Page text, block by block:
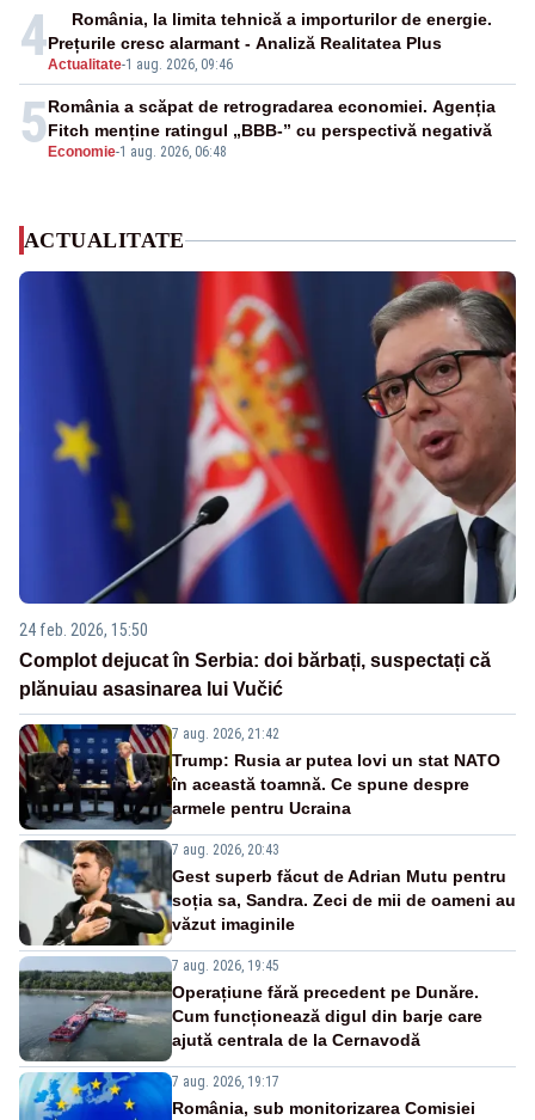
4Actualitate-1 aug. 2026, 09:46
România, la limita tehnică a importurilor de energie.
Prețurile cresc alarmant - Analiză Realitatea Plus
5 Economie-1 aug. 2026, 06:48
România a scăpat de retrogradarea economiei. Agenția
Fitch menține ratingul „BBB-” cu perspectivă negativă
ACTUALITATE
24 feb. 2026, 15:50
Complot dejucat în Serbia: doi bărbați, suspectați că
plănuiau asasinarea lui Vučić
7 aug. 2026, 21:42
Trump: Rusia ar putea lovi un stat NATO
în această toamnă. Ce spune despre
armele pentru Ucraina
7 aug. 2026, 20:43
Gest superb făcut de Adrian Mutu pentru
soția sa, Sandra. Zeci de mii de oameni au
văzut imaginile
7 aug. 2026, 19:45
Operațiune fără precedent pe Dunăre.
Cum funcționează digul din barje care
ajută centrala de la Cernavodă
7 aug. 2026, 19:17
România, sub monitorizarea Comisiei